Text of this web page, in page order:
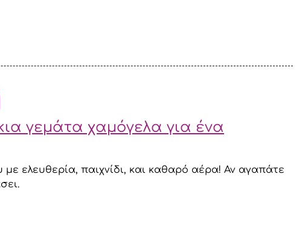
γεμάτα χαμόγελα για ένα
ελευθερία, παιχνίδι, και καθαρό αέρα! Αν αγαπάτε